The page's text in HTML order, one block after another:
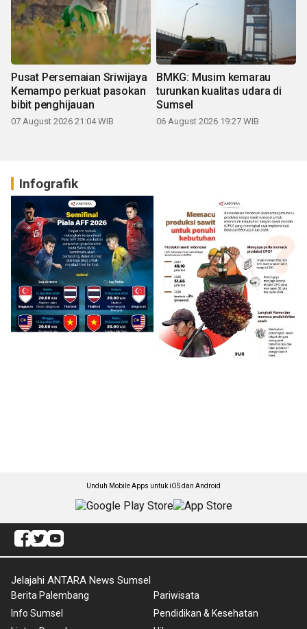
Pusat Persemaian Sriwijaya
Kemampo perkuat pasokan
bibit penghijauan
07 August 2026 21:04 WIB
BMKG: Musim kemarau
turunkan kualitas udara di
Sumsel
06 August 2026 19:27 WIB
Infografik
Unduh Mobile Apps untuk iOS dan Android
Jelajahi ANTARA News Sumsel
Berita Palembang
Info Sumsel
Pariwisata
Pendidikan & Kesehatan